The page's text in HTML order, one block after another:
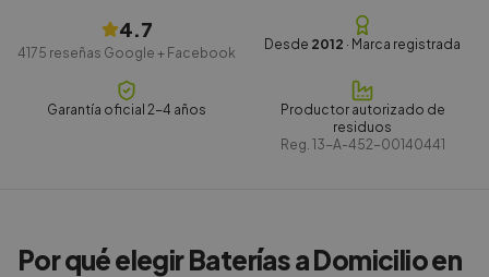
4.7
4175 reseñas Google + Facebook
Desde 2012 · Marca registrada
Garantía oficial 2-4 años
Productor autorizado de
residuos
Reg. 13-A-452-00140441
Por qué elegir Baterías a Domicilio en